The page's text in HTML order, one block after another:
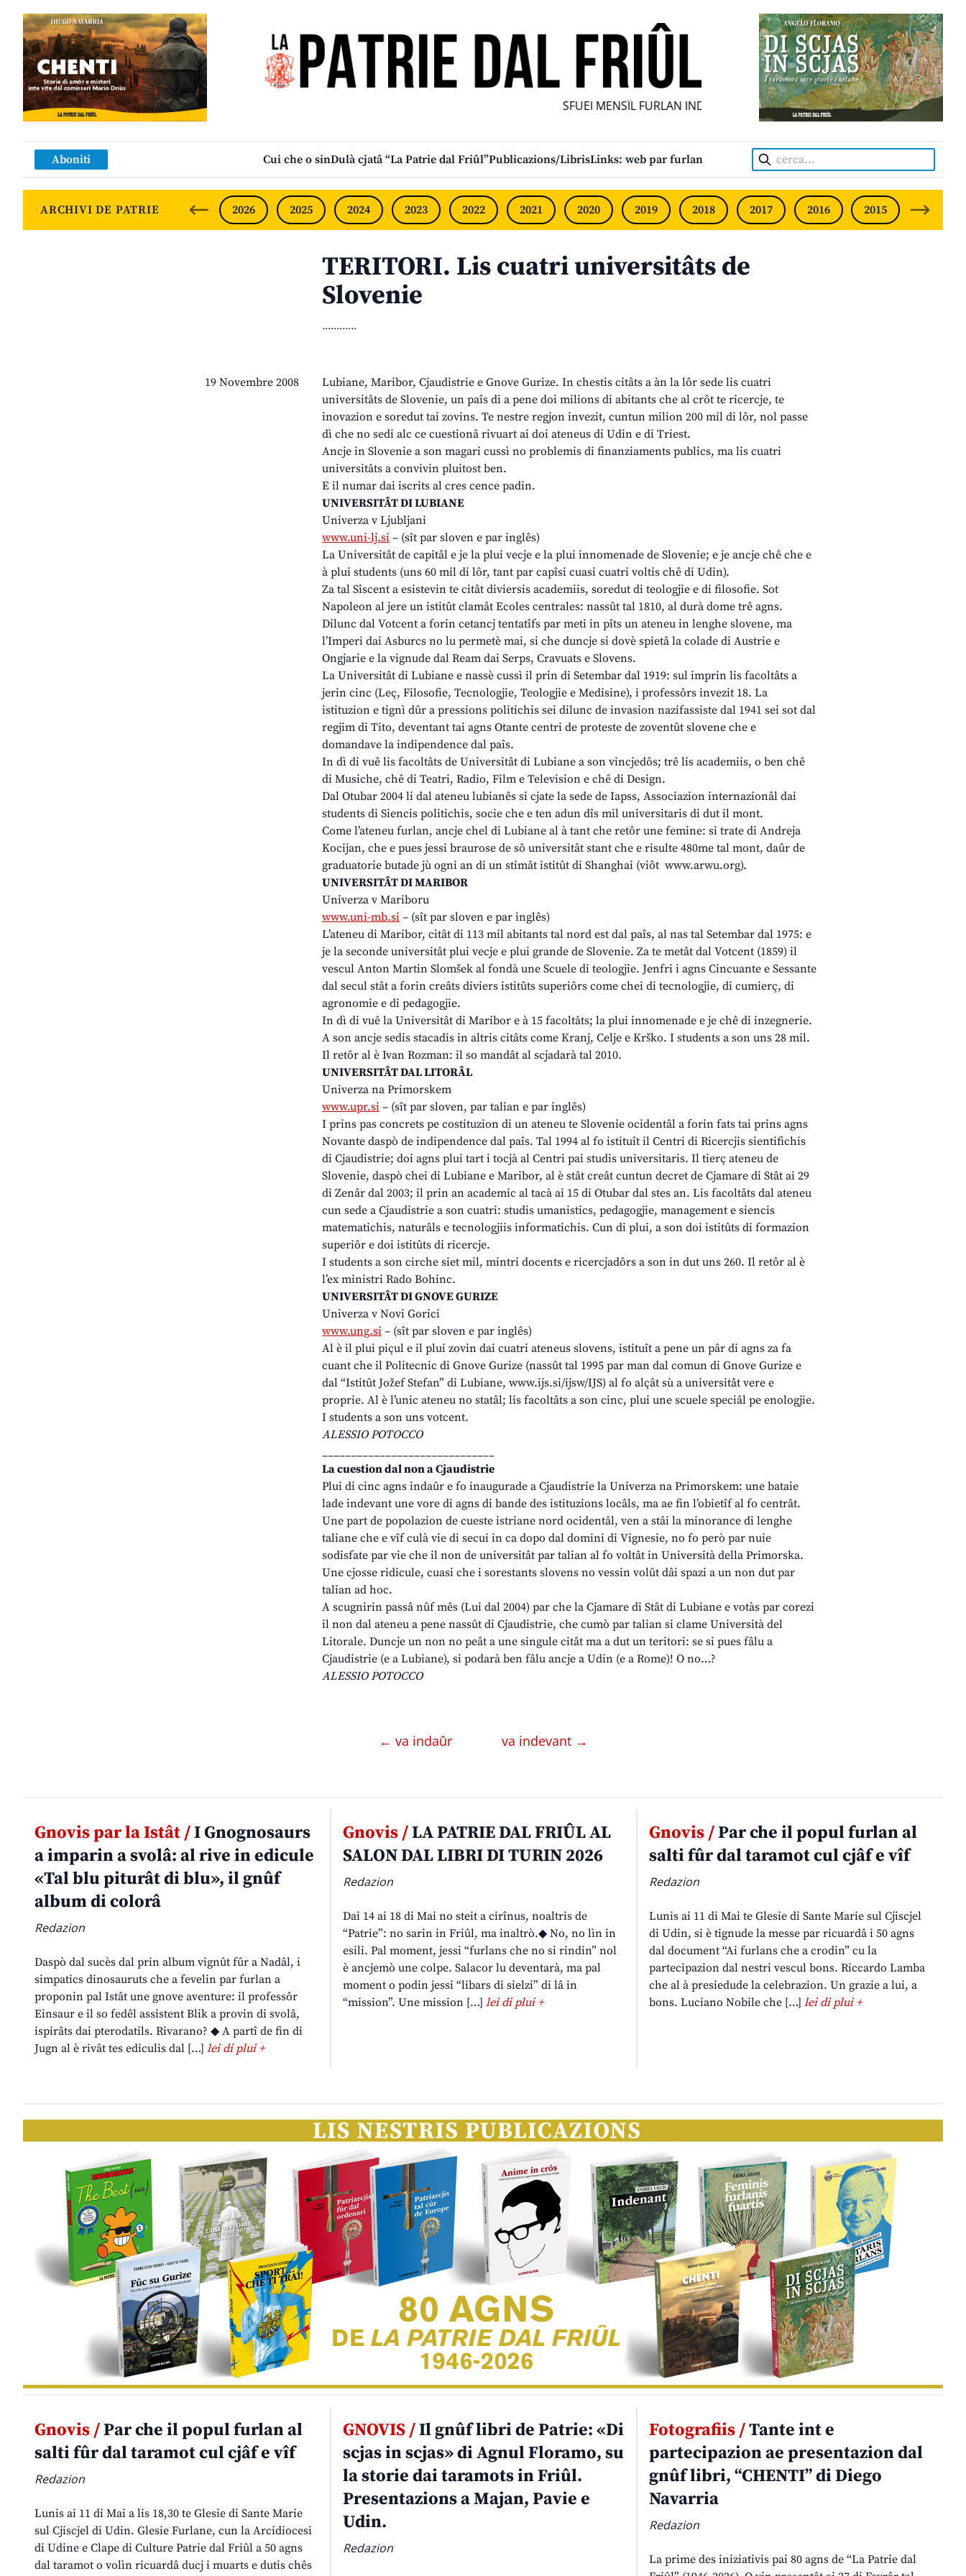
SFUEI MENSÎL FURLAN INDIPENDENT • INDEPENDENT FRIULIAN MONTHLY •
Aboniti Cui che o sinDulà cjatâ “La Patrie dal Friûl”Publicazions/LibrisLinks: web par furlan Cerca:
ARCHIVI DE PATRIE 2026 2025 2024 2023 2022 2021 2020 2019 2018 2017 2016 2015 2014
TERITORI. Lis cuatri universitâts de
Slovenie
............
19 Novembre 2008
Lubiane, Maribor, Cjaudistrie e Gnove Gurize. In chestis citâts a àn la lôr sede lis cuatri
universitâts de Slovenie, un paîs di a pene doi milions di abitants che al crôt te ricercje, te
inovazion e soredut tai zovins. Te nestre regjon invezit, cuntun milion 200 mil di lôr, nol passe
dì che no sedi alc ce cuestionâ rivuart ai doi ateneus di Udin e di Triest.
Ancje in Slovenie a son magari cussì no problemis di finanziaments publics, ma lis cuatri
universitâts a convivin pluitost ben.
E il numar dai iscrits al cres cence padin.
UNIVERSITÂT DI LUBIANE
Univerza v Ljubljani
www.uni-lj.si – (sît par sloven e par inglês)
La Universitât de capitâl e je la plui vecje e la plui innomenade de Slovenie; e je ancje chê che e
à plui students (uns 60 mil di lôr, tant par capîsi cuasi cuatri voltis chê di Udin).
Za tal Sîscent a esistevin te citât diviersis academiis, soredut di teologjie e di filosofie. Sot
Napoleon al jere un istitût clamât Ecoles centrales: nassût tal 1810, al durà dome trê agns.
Dilunc dal Votcent a forin cetancj tentatîfs par meti in pîts un ateneu in lenghe slovene, ma
l’Imperi dai Asburcs no lu permetè mai, si che duncje si dovè spietâ la colade di Austrie e
Ongjarie e la vignude dal Ream dai Serps, Cravuats e Slovens.
La Universitât di Lubiane e nassè cussì il prin di Setembar dal 1919: sul imprin lis facoltâts a
jerin cinc (Leç, Filosofie, Tecnologjie, Teologjie e Medisine), i professôrs invezit 18. La
istituzion e tignì dûr a pressions politichis sei dilunc de invasion nazifassiste dal 1941 sei sot dal
regjim di Tito, deventant tai agns Otante centri de proteste de zoventût slovene che e
domandave la indipendence dal paîs.
In dì di vuê lis facoltâts de Universitât di Lubiane a son vincjedôs; trê lis academiis, o ben chê
di Musiche, chê di Teatri, Radio, Film e Television e chê di Design.
Dal Otubar 2004 li dal ateneu lubianês si cjate la sede de Iapss, Associazion internazionâl dai
students di Siencis politichis, socie che e ten adun dîs mil universitaris di dut il mont.
Come l’ateneu furlan, ancje chel di Lubiane al à tant che retôr une femine: si trate di Andreja
Kocijan, che e pues jessi braurose de sô universitât stant che e risulte 480me tal mont, daûr de
graduatorie butade jù ogni an di un stimât istitût di Shanghai (viôt www.arwu.org).
UNIVERSITÂT DI MARIBOR
Univerza v Mariboru
www.uni-mb.si – (sît par sloven e par inglês)
L’ateneu di Maribor, citât di 113 mil abitants tal nord est dal paîs, al nas tal Setembar dal 1975: e
je la seconde universitât plui vecje e plui grande de Slovenie. Za te metât dal Votcent (1859) il
vescul Anton Martin Slomšek al fondà une Scuele di teologjie. Jenfri i agns Cincuante e Sessante
dal secul stât a forin creâts diviers istitûts superiôrs come chei di tecnologjie, di cumierç, di
agronomie e di pedagogjie.
In dì di vuê la Universitât di Maribor e à 15 facoltâts; la plui innomenade e je chê di inzegnerie.
A son ancje sedis stacadis in altris citâts come Kranj, Celje e Krško. I students a son uns 28 mil.
Il retôr al è Ivan Rozman: il so mandât al scjadarà tal 2010.
UNIVERSITÂT DAL LITORÂL
Univerza na Primorskem
www.upr.si – (sît par sloven, par talian e par inglês)
I prins pas concrets pe costituzion di un ateneu te Slovenie ocidentâl a forin fats tai prins agns
Novante daspò de indipendence dal paîs. Tal 1994 al fo istituît il Centri di Ricercjis sientifichis
di Cjaudistrie; doi agns plui tart i tocjà al Centri pai studis universitaris. Il tierç ateneu de
Slovenie, daspò chei di Lubiane e Maribor, al è stât creât cuntun decret de Cjamare di Stât ai 29
di Zenâr dal 2003; il prin an academic al tacà ai 15 di Otubar dal stes an. Lis facoltâts dal ateneu
cun sede a Cjaudistrie a son cuatri: studis umanistics, pedagogjie, management e siencis
matematichis, naturâls e tecnologjiis informatichis. Cun di plui, a son doi istitûts di formazion
superiôr e doi istitûts di ricercje.
I students a son cirche siet mil, mintri docents e ricercjadôrs a son in dut uns 260. Il retôr al è
l’ex ministri Rado Bohinc.
UNIVERSITÂT DI GNOVE GURIZE
Univerza v Novi Gorici
www.ung.si – (sît par sloven e par inglês)
Al è il plui piçul e il plui zovin dai cuatri ateneus slovens, istituît a pene un pâr di agns za fa
cuant che il Politecnic di Gnove Gurize (nassût tal 1995 par man dal comun di Gnove Gurize e
dal “Istitût Jožef Stefan” di Lubiane, www.ijs.si/ijsw/IJS) al fo alçât sù a universitât vere e
proprie. Al è l’unic ateneu no statâl; lis facoltâts a son cinc, plui une scuele speciâl pe enologjie.
I students a son uns votcent.
ALESSIO POTOCCO
______________________________
La cuestion dal non a Cjaudistrie
Plui di cinc agns indaûr e fo inaugurade a Cjaudistrie la Univerza na Primorskem: une bataie
lade indevant une vore di agns di bande des istituzions locâls, ma ae fin l’obietîf al fo centrât.
Une part de popolazion de cueste istriane nord ocidentâl, ven a stâi la minorance di lenghe
taliane che e vîf culà vie di secui in ca dopo dal domini di Vignesie, no fo però par nuie
sodisfate par vie che il non de universitât par talian al fo voltât in Università della Primorska.
Une cjosse ridicule, cuasi che i sorestants slovens no vessin volût dâi spazi a un non dut par
talian ad hoc.
A scugnirin passâ nûf mês (Lui dal 2004) par che la Cjamare di Stât di Lubiane e votàs par corezi
il non dal ateneu a pene nassût di Cjaudistrie, che cumò par talian si clame Università del
Litorale. Duncje un non no peât a une singule citât ma a dut un teritori: se si pues fâlu a
Cjaudistrie (e a Lubiane), si podarà ben fâlu ancje a Udin (e a Rome)! O no…?
ALESSIO POTOCCO
← va indaûr va indevant →
Gnovis par la Istât /I Gnognosaurs
a imparin a svolâ: al rive in edicule
«Tal blu piturât di blu», il gnûf
album di colorâ
Redazion
Daspò dal sucès dal prin album vignût fûr a Nadâl, i
simpatics dinosauruts che a fevelin par furlan a
proponin pal Istât une gnove aventure: il professôr
Einsaur e il so fedêl assistent Blik a provin di svolâ,
ispirâts dai pterodatils. Rivarano? ◆ A partî de fin di
Jugn al è rivât tes ediculis dal […] lei di plui +
Gnovis /LA PATRIE DAL FRIÛL AL
SALON DAL LIBRI DI TURIN 2026
Redazion
Dai 14 ai 18 di Mai no steit a cirînus, noaltris de
“Patrie”: no sarin in Friûl, ma inaltrò.◆ No, no lìn in
esili. Pal moment, jessi “furlans che no si rindin” nol
è ancjemò une colpe. Salacor lu deventarà, ma pal
moment o podin jessi “libars di sielzi” di lâ in
“mission”. Une mission […] lei di plui +
Gnovis /Par che il popul furlan al
salti fûr dal taramot cul cjâf e vîf
Redazion
Lunis ai 11 di Mai te Glesie di Sante Marie sul Cjiscjel
di Udin, si è tignude la messe par ricuardâ i 50 agns
dal document “Ai furlans che a crodin” cu la
partecipazion dal nestri vescul bons. Riccardo Lamba
che al à presiedude la celebrazion. Un grazie a lui, a
bons. Luciano Nobile che […]lei di plui +
Gnovis /Par che il popul furlan al
salti fûr dal taramot cul cjâf e vîf
Redazion
Lunis ai 11 di Mai a lis 18,30 te Glesie di Sante Marie
sul Cjiscjel di Udin. Glesie Furlane, cun la Arcidiocesi
di Udine e Clape di Culture Patrie dal Friûl a 50 agns
dal taramot o volìn ricuardâ ducj i muarts e dutis chês
GNOVIS /Il gnûf libri de Patrie: «Di
scjas in scjas» di Agnul Floramo, su
la storie dai taramots in Friûl.
Presentazions a Majan, Pavie e
Udin.
Redazion
Fotografiis /Tante int e
partecipazion ae presentazion dal
gnûf libri, “CHENTI” di Diego
Navarria
Redazion
La prime des iniziativis pai 80 agns de “La Patrie dal